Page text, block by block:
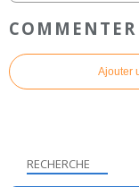
Ajouter
RECHERCHE